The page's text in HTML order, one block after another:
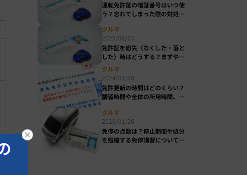
運転免許証の暗証番号はいつ使
う？忘れてしまった際の対処法
クルマ
2025/06/23
免許証を紛失（なくした・落と
した）時はどうする？まずやる
べき対応と注意点
クルマ
2024/07/08
免許更新の時間はどのくらい？
講習時間や全体の所用時間、受
クルマ
2026/01/26
免停の点数は？停止期間や処分
を短縮する免停講習についても